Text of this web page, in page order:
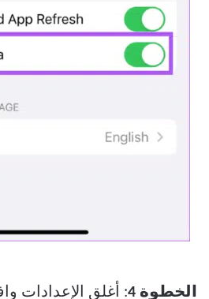
الخطوة 4 : أغلق الإعدادات